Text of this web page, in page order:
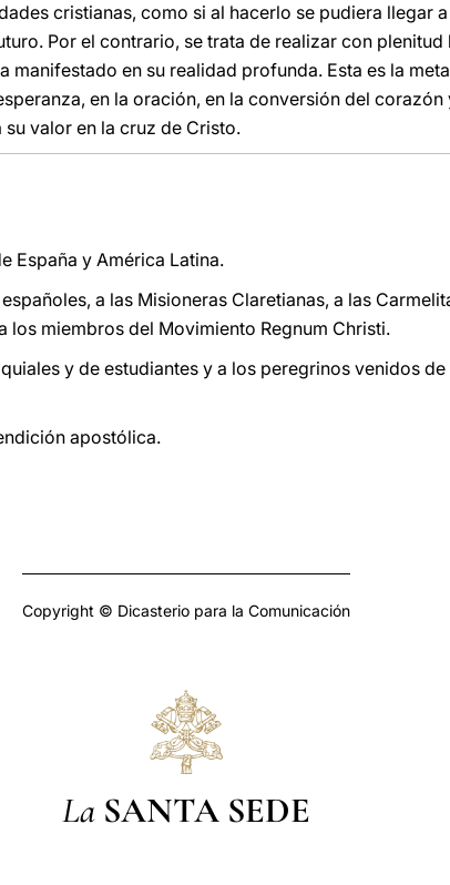
cristianas, como si al hacerlo se pudiera llegar
Por el contrario, se trata de realizar con plenitud
manifestado en su realidad profunda. Esta es la
en la oración, en la conversión del
valor en la cruz de Cristo.
España y América Latina.
a las Misioneras Claretianas, a las
los miembros del Movimiento Regnum Christi.
y de estudiantes y a los peregrinos venidos
apostólica.
Copyright © Dicasterio para la Comunicación
La SANTA SEDE